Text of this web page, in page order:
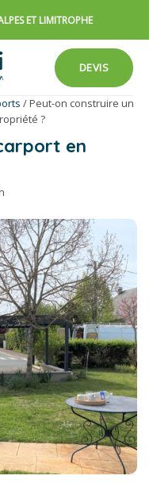
ET LIMITROPHE
DEVIS
/ Peut-on construire un
?
en